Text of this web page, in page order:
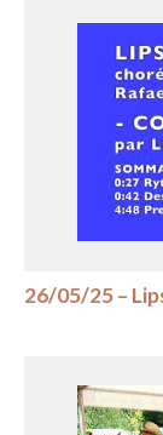
26/05/25 –